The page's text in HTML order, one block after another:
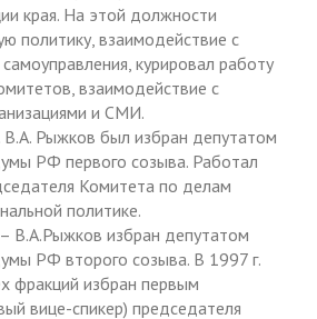
края. На этой должности
политику, взаимодействие с
курировал работу
взаимодействие с
и СМИ.
. В.А. Рыжков был избран депутатом
РФ первого созыва. Работал
Комитета по делам
политике.
– В.А.Рыжков избран депутатом
РФ второго созыва. В 1997 г.
фракций избран первым
вице-спикер) председателя